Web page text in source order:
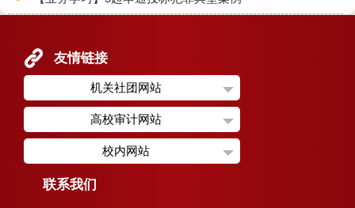
友情链接
机关社团网站
高校审计网站
校内网站
联系我们